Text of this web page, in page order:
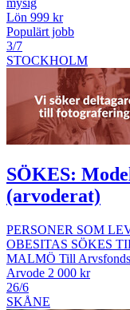
mysig
Lön 999 kr
Populärt jobb
3/7
STOCKHOLM
SÖKES:
(arvoderat)
PERSONER SOM
OBESITAS SÖKES
MALMÖ Till
Arvode 2 000 kr
26/6
SKÅNE